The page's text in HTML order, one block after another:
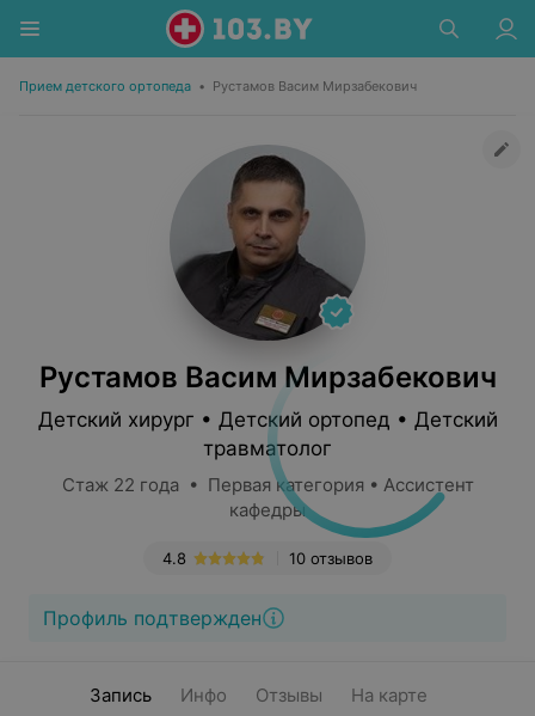
Прием детского ортопеда • Рустамов Васим Мирзабекович
Рустамов Васим Мирзабекович
Детский хирург • Детский ортопед • Детский
травматолог
Стаж 22 года • Первая категория • Ассистент
кафедры
10 отзывов
4.8
Профиль подтвержден
Запись Инфо Отзывы На карте